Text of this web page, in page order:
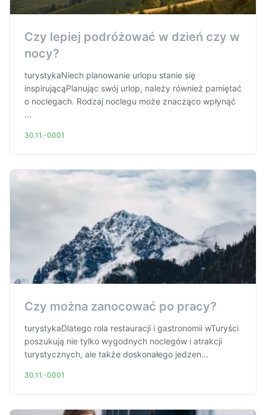
Czy lepiej podróżować w dzień czy w
nocy?
turystykaNiech planowanie urlopu stanie się
inspirującąPlanując swój urlop, należy również pamiętać
o noclegach. Rodzaj noclegu może znacząco wpłynąć
...
30.11.-0001
Czy można zanocować po pracy?
turystykaDlatego rola restauracji i gastronomii wTuryści
poszukują nie tylko wygodnych noclegów i atrakcji
turystycznych, ale także doskonałego jedzen...
30.11.-0001